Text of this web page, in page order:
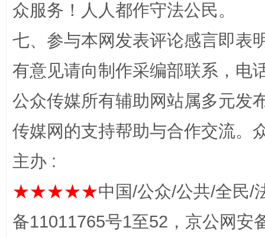
全民健身五年计划来了！等你上场
阿坝州三大球赛在茂县开幕 规模
众服务！人人都作守法公民。
七、参与本网发表评论感言即表
有意见请向制作采编部联系，电
公众传媒所有辅助网站属多元发
传媒网的支持帮助与合作交流。
主办 :
★★★★★中国/公众/公共/全民/
备11011765号1至52，京公网安